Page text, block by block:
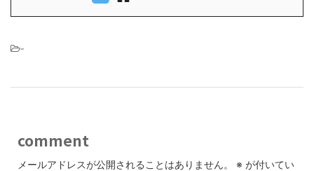
-
comment
メールアドレスが公開されることはありません。 ※ が付いてい